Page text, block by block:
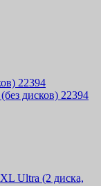
дисков) 22394